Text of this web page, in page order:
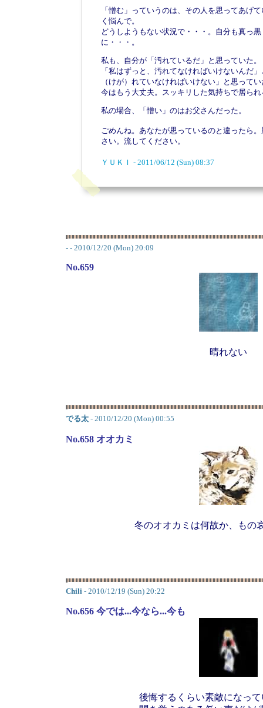
「憎む」っていうのは、その人を思ってあげ
く悩んで。
どうしようもない状況で・・・。自分も真っ
に・・・。
私も、自分が「汚れているだ」と思っていた。
「私はずっと、汚れてなければいけないんだ
（けが）れていなければいけない」と思って
今はもう大丈夫。スッキリした気持ちで居られ
私の場合、「憎い」のはお父さんだった。
ごめんね。あなたが思っているのと違ったら
さい。流してください。
ＹＵＫＩ - 2011/06/12 (Sun) 08:37
- - 2010/12/20 (Mon) 20:09
No.659
晴れない
でる太 - 2010/12/20 (Mon) 00:55
No.658 オオカミ
冬のオオカミは何故か、もの
Chili - 2010/12/19 (Sun) 20:22
No.656 今では...今なら...今も
後悔するくらい素敵になっ